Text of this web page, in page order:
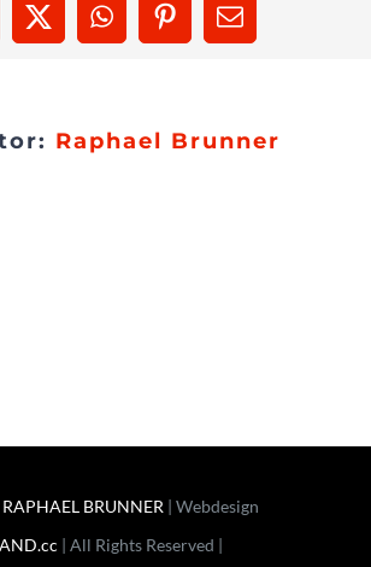
X WhatsAppPinterest
E-
Raphael Brunner
RAPHAEL BRUNNER | Webdesign
| All Rights Reserved |